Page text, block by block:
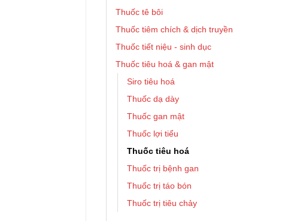
Thuốc tê bôi
Thuốc tiêm chích & dịch truyền
Thuốc tiết niệu - sinh dục
Thuốc tiêu hoá & gan mật
Siro tiêu hoá
Thuốc dạ dày
Thuốc gan mật
Thuốc lợi tiểu
Thuốc tiêu hoá
Thuốc trị bệnh gan
Thuốc trị táo bón
Thuốc trị tiêu chảy